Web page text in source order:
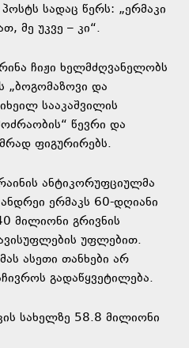
პოსტს სადაც წერს: „ერმაკი
მე უკვე – კი“.
ჩიჟი ხელმძღვანელობს
„ბოგომაზოვი და
სააკაშვილის
წევრი და
ფიგურირებს.
ანტიკორუფციულმა
ერმაკს 60-დღიანი
მილიონი გრივნის
უფლებით.
ასეთი თანხები არ
გადაწყვეტილება.
სახელზე 58.8 მილიონი